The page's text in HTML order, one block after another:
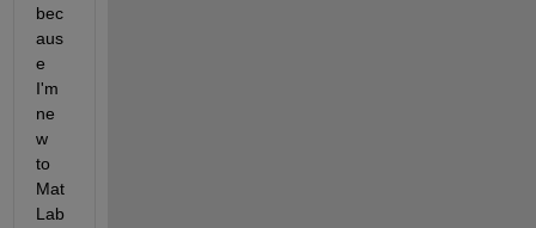
bec
aus
e
I'm
ne
w
to
Mat
Lab